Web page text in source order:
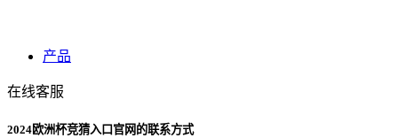
产品
在线客服
2024欧洲杯竞猜入口官网的联系方式